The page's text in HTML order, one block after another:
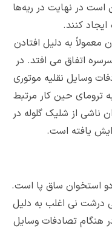
در نهایت در ریه‌ها
ایجاد کنند.
به دلیل افتادن
اتفاق می افتد. در
وسایل نقلیه موتوری
ترومای حین کار مرتبط
از شلیک گلوله در
یافته است.
استخوان ساق پا است.
درشت نی اغلب به دلیل
هنگام تصادفات وسایل